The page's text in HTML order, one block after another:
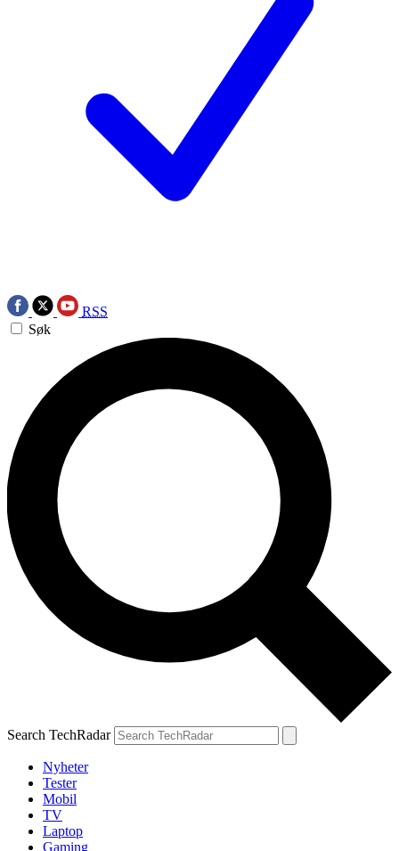
RSS
Søk
Search TechRadar
Nyheter
Tester
Mobil
TV
Laptop
Gaming